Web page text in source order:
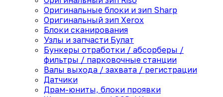
Оригинальные блоки и зип Sharp
Оригинальный зип Xerox
Блоки сканирования
Узлы и запчасти Булат
Бункеры отработки / абсорберы /
фильтры / парковочные станции
Валы выхода / захвата / регистрации
Датчики
Драм-юниты, блоки проявки